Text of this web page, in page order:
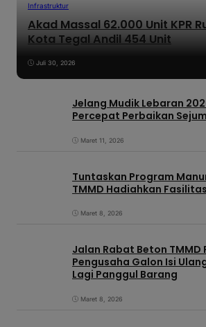
Infrastruktur
Akad Massal 62.000 Unit KPR
Kota Tegal Andil 454 Unit
Juli 30, 2026
Jelang Mudik Lebaran
Percepat Perbaikan
Maret 11, 2026
Tuntaskan Program
TMMD Hadiahkan
Maret 8, 2026
Jalan Rabat Beton TMMD
Pengusaha Galon Isi
Lagi Panggul Barang
Maret 8, 2026